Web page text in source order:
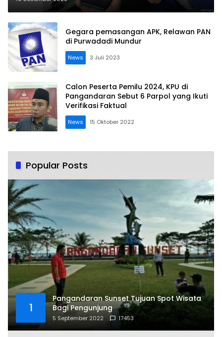
Gegara pemasangan APK, Relawan PAN
di Purwadadi Mundur
News 3 Juli 2023
Calon Peserta Pemilu 2024, KPU di
Pangandaran Sebut 6 Parpol yang Ikuti
Verifikasi Faktual
News 15 Oktober 2022
Popular Posts
1
Pangandaran Sunset Tujuan Spot Wisata
Bagi Pengunjung
5 September 2022 17453